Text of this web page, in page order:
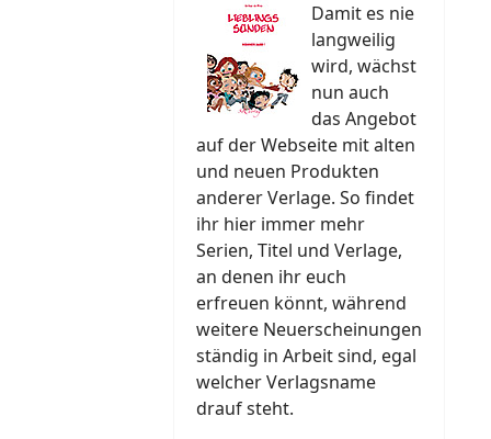
Damit es nie
langweilig
wird, wächst
nun auch
das Angebot
auf der Webseite mit alten
und neuen Produkten
anderer Verlage. So findet
ihr hier immer mehr
Serien, Titel und Verlage,
an denen ihr euch
erfreuen könnt, während
weitere Neuerscheinungen
ständig in Arbeit sind, egal
welcher Verlagsname
drauf steht.